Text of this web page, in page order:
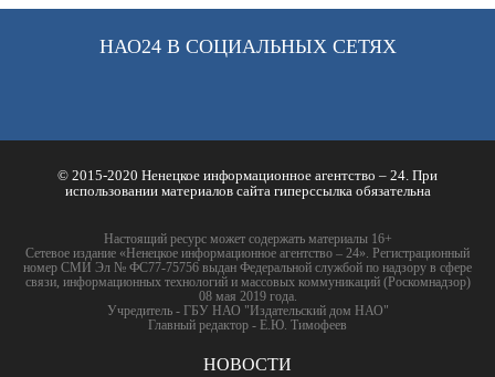
НАО24 В СОЦИАЛЬНЫХ СЕТЯХ
© 2015-2020 Ненецкое информационное агентство – 24. При
использовании материалов сайта гиперссылка обязательна
Настоящий ресурс может содержать материалы 16+
Сетевое издание «Ненецкое информационное агентство – 24». Регистрационный
номер СМИ Эл № ФС77-75756 выдан Федеральной службой по надзору в сфере
связи, информационных технологий и массовых коммуникаций (Роскомнадзор)
08 мая 2019 года.
Учредитель - ГБУ НАО "Издательский дом НАО"
Главный редактор - Е.Ю. Тимофеев
НОВОСТИ